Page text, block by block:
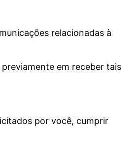
relacionadas à
em receber tais
por você, cumprir